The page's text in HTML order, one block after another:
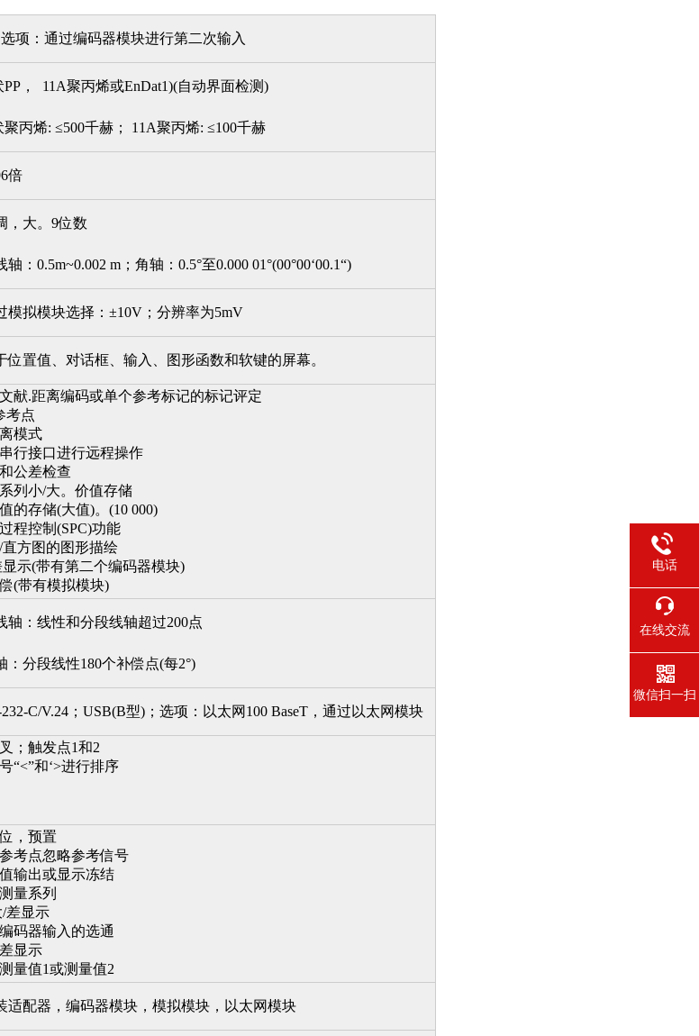
项：通过编码器模块进行第二次输入
PP， 11A聚丙烯或EnDat1)(自动界面检测)
聚丙烯: ≤500千赫； 11A聚丙烯: ≤100千赫
倍
，大。9位数
轴：0.5m~0.002 m；角轴：0.5°至0.000 01°(00°00‘00.1“)
模拟模块选择：±10V；分辨率为5mV
位置值、对话框、输入、图形函数和软键的屏幕。
献.距离编码或单个参考标记的标记评定
考点
模式
行接口进行远程操作
公差检查
列小/大。价值存储
的存储(大值)。(10 000)
程控制(SPC)功能
直方图的图形描绘
示(带有第二个编码器模块)
(带有模拟模块)
轴：线性和分段线轴超过200点
：分段线性180个补偿点(每2°)
232-C/V.24；USB(B型)；选项：以太网100 BaseT，通过以太网模块
；触发点1和2
“<”和‘>进行排序
，预置
考点忽略参考信号
输出或显示冻结
量系列
差显示
码器输入的选通
显示
量值1或测量值2
适配器，编码器模块，模拟模块，以太网模块
电话
在线交流
微信扫一扫